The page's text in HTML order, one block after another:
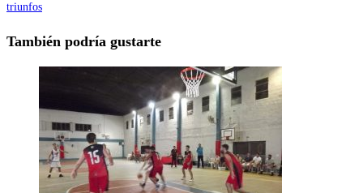
triunfos
También podría gustarte